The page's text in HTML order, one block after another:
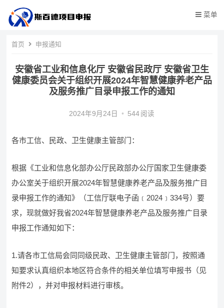
菜单
首页 申报通知
安徽省工业和信息化厅 安徽省民政厅 安徽省卫生
健康委员会关于组织开展2024年智慧健康养老产品
及服务推广目录申报工作的通知
2024年9月24日 • 544 阅读
各市工信、民政、卫生健康主管部门：
根据《工业和信息化部办公厅民政部办公厅国家卫生健康委
办公室关于组织开展2024年智慧健康养老产品及服务推广目
录申报工作的通知》（工信厅联电子函﹝2024﹞334号）要
求，现就做好我省2024年智慧健康养老产品及服务推广目录
申报工作通知如下：
1.请各市工信局会同同级民政、卫生健康主管部门，按照通
知要求认真组织本地区符合条件的相关单位填写申报书（见
附件2），并对申报材料进行审核。